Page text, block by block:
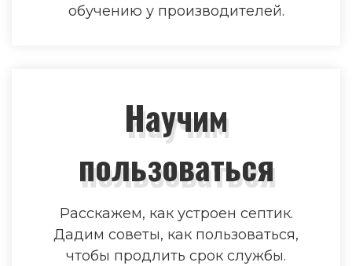
обучению у производителей.
Научим
пользоваться
Расскажем, как устроен септик.
Дадим советы, как пользоваться,
чтобы продлить срок службы.